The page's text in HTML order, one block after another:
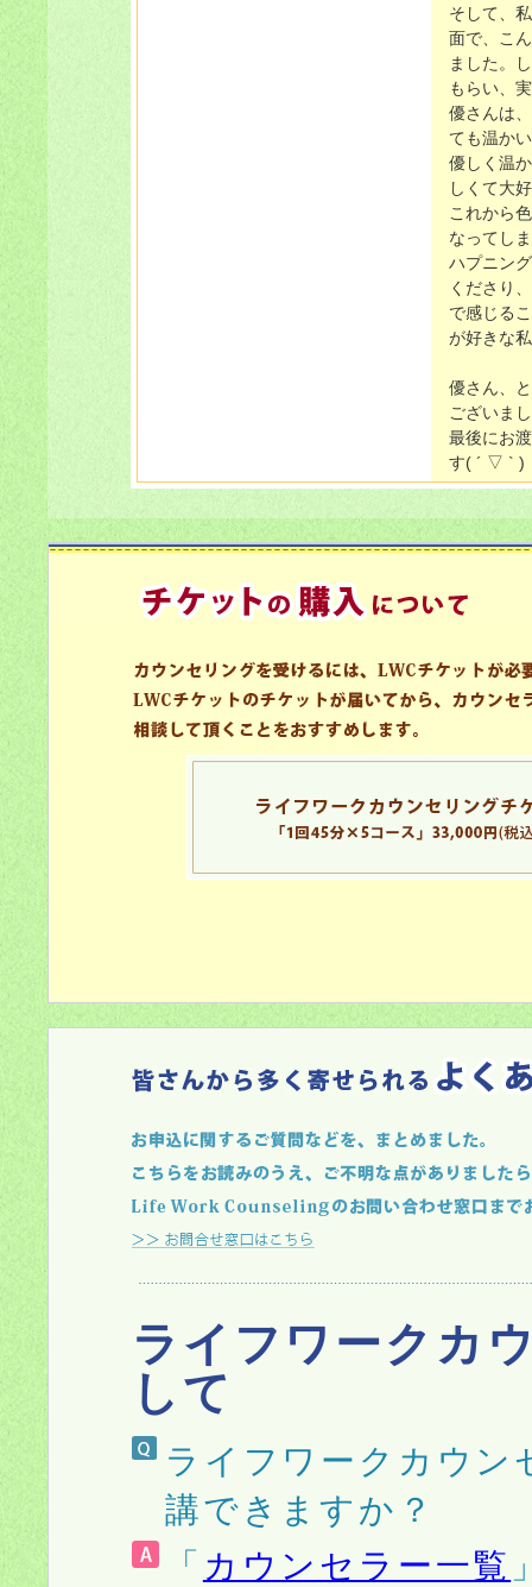
そして、
面で、こ
ました。
もらい、
優さんは
ても温か
優しく温
しくて大
これから
なってし
ハプニン
くださり
で感じる
が好きな
優さん、
ございま
最後にお
す( ´ ▽ ` )
ライフワークカ
して
ライフワークカウン
講できますか？
「 カウンセラー一覧